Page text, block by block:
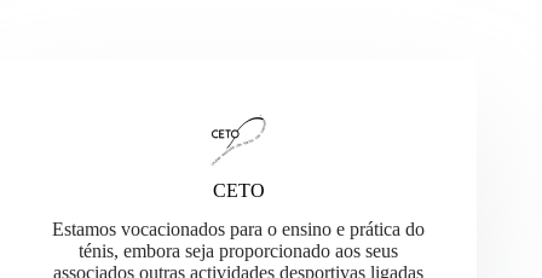
CETO
Estamos vocacionados para o ensino e prática do
ténis, embora seja proporcionado aos seus
associados outras actividades desportivas ligadas